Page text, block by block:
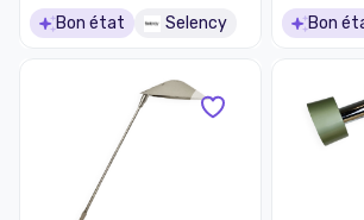
Bon état Selency Bon